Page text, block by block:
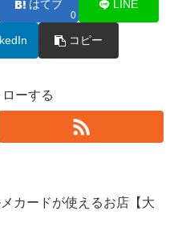
はてブ
0
LINE
コピー
ーする
カードが使えるお店【大